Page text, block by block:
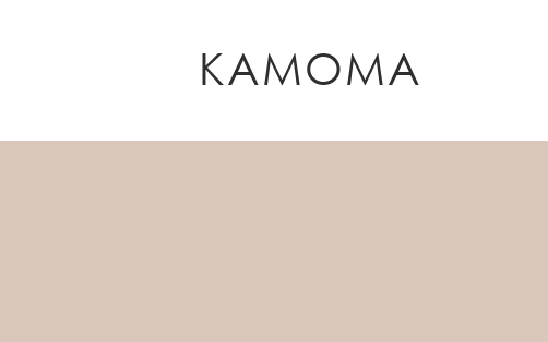
KAMOMA